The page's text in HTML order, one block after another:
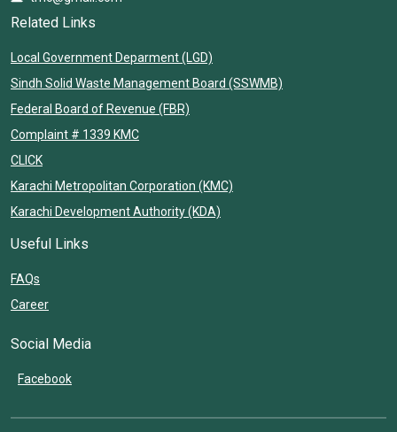
Related Links
Local Government Deparment (LGD)
Sindh Solid Waste Management Board (SSWMB)
Federal Board of Revenue (FBR)
Complaint # 1339 KMC
CLICK
Karachi Metropolitan Corporation (KMC)
Karachi Development Authority (KDA)
Useful Links
FAQs
Career
Social Media
Facebook